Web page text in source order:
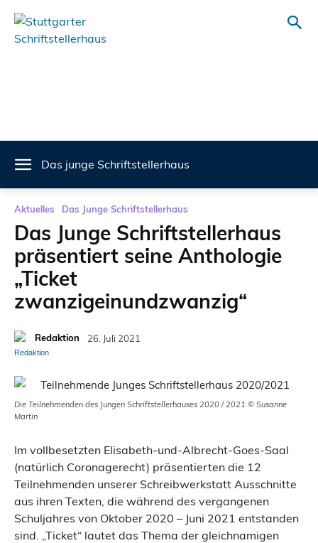
Das junge Schriftstellerhaus
Aktuelles Das Junge Schriftstellerhaus
Das Junge Schriftstellerhaus
präsentiert seine Anthologie
„Ticket
zwanzigeinundzwanzig“
Redaktion 26. Juli 2021
Die Teilnehmenden des Jungen Schriftstellerhauses 2020 / 2021 © Susanne
Martin
Im vollbesetzten Elisabeth-und-Albrecht-Goes-Saal
(natürlich Coronagerecht) präsentierten die 12
Teilnehmenden unserer Schreibwerkstatt Ausschnitte
aus ihren Texten, die während des vergangenen
Schuljahres von Oktober 2020 – Juni 2021 entstanden
sind. „Ticket“ lautet das Thema der gleichnamigen